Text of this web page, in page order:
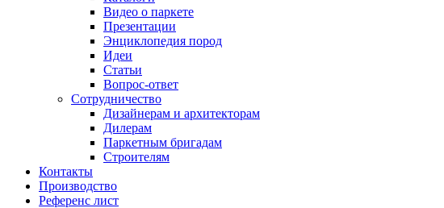
Видео о паркете
Презентации
Энциклопедия пород
Идеи
Статьи
Вопрос-ответ
Сотрудничество
Дизайнерам и архитекторам
Дилерам
Паркетным бригадам
Строителям
Контакты
Производство
Референс лист